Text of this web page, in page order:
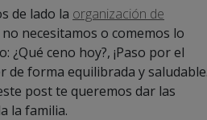
de lado la organización de
necesitamos o comemos lo
ceno hoy?, ¡Paso por el
de forma equilibrada y
post te queremos dar las
la familia.